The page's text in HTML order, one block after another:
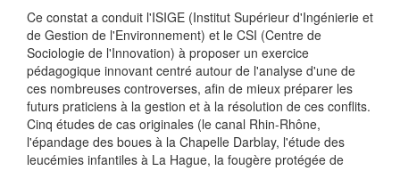
Ce constat a conduit l'ISIGE (Institut Supérieur d'Ingénierie et
de Gestion de l'Environnement) et le CSI (Centre de
Sociologie de l'Innovation) à proposer un exercice
pédagogique innovant centré autour de l'analyse d'une de
ces nombreuses controverses, afin de mieux préparer les
futurs praticiens à la gestion et à la résolution de ces conflits.
Cinq études de cas originales (le canal Rhin-Rhône,
l'épandage des boues à la Chapelle Darblay, l'étude des
leucémies infantiles à La Hague, la fougère protégée de